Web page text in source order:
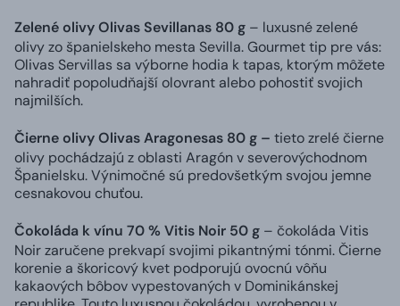
Zelené olivy Olivas Sevillanas 80 g – luxusné zelené
olivy zo španielskeho mesta Sevilla. Gourmet tip pre vás:
Olivas Servillas sa výborne hodia k tapas, ktorým môžete
nahradiť popoludňajší olovrant alebo pohostiť svojich
najmilších.
Čierne olivy Olivas Aragonesas 80 g – tieto zrelé čierne
olivy pochádzajú z oblasti Aragón v severovýchodnom
Španielsku. Výnimočné sú predovšetkým svojou jemne
cesnakovou chuťou.
Čokoláda k vínu 70 % Vitis Noir 50 g – čokoláda Vitis
Noir zaručene prekvapí svojimi pikantnými tónmi. Čierne
korenie a škoricový kvet podporujú ovocnú vôňu
kakaových bôbov vypestovaných v Dominikánskej